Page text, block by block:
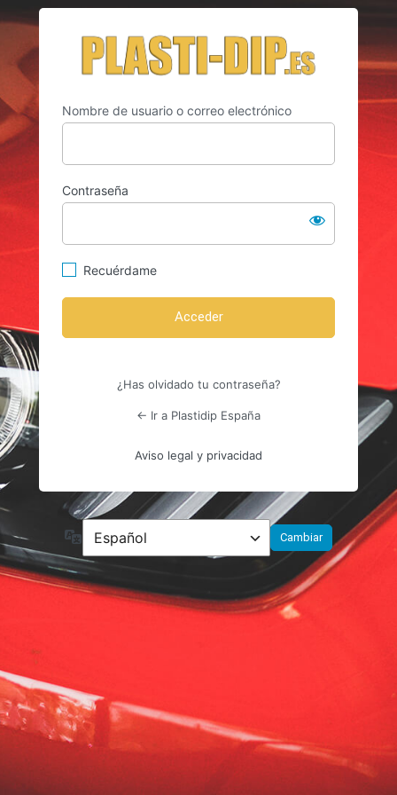
Acceder
https://
Nombre de usuario o correo electrónico
Contraseña
Recuérdame
¿Has olvidado tu contraseña?
← Ir a Plastidip España
Aviso legal y privacidad
Idioma